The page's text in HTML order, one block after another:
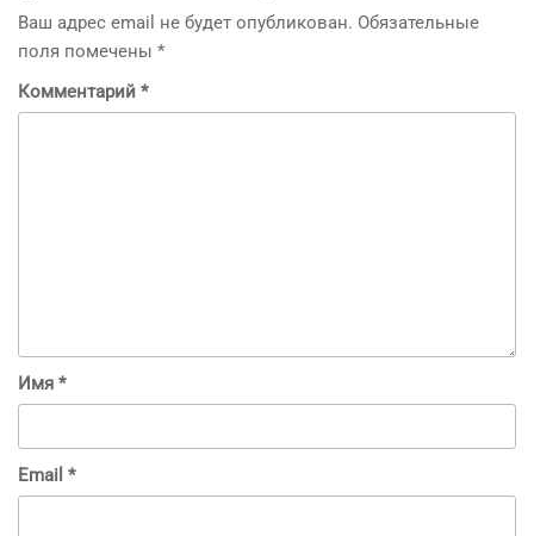
Ваш адрес email не будет опубликован. Обязательные
поля помечены *
Комментарий *
Имя *
Email *